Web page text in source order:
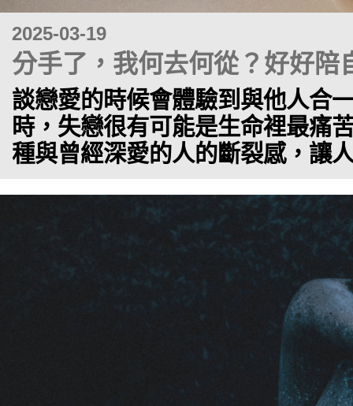
2025-03-19
分手了，我何去何從？好好陪
談戀愛的時候會體驗到與他人合
時，失戀很有可能是生命裡最痛
種與曾經深愛的人的斷裂感，